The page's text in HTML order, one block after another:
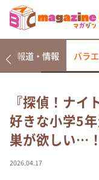
なるみ・岡村
相席食堂
これ余談なんで
報道・情報 バラ
『探偵！ナイ
好きな小学5
巣が欲しい…
2026.04.17